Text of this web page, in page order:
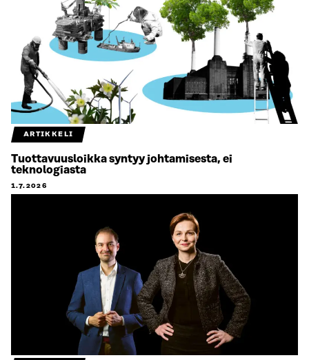
ARTIKKELI
Tuottavuusloikka syntyy johtamisesta, ei
teknologiasta
1.7.2026